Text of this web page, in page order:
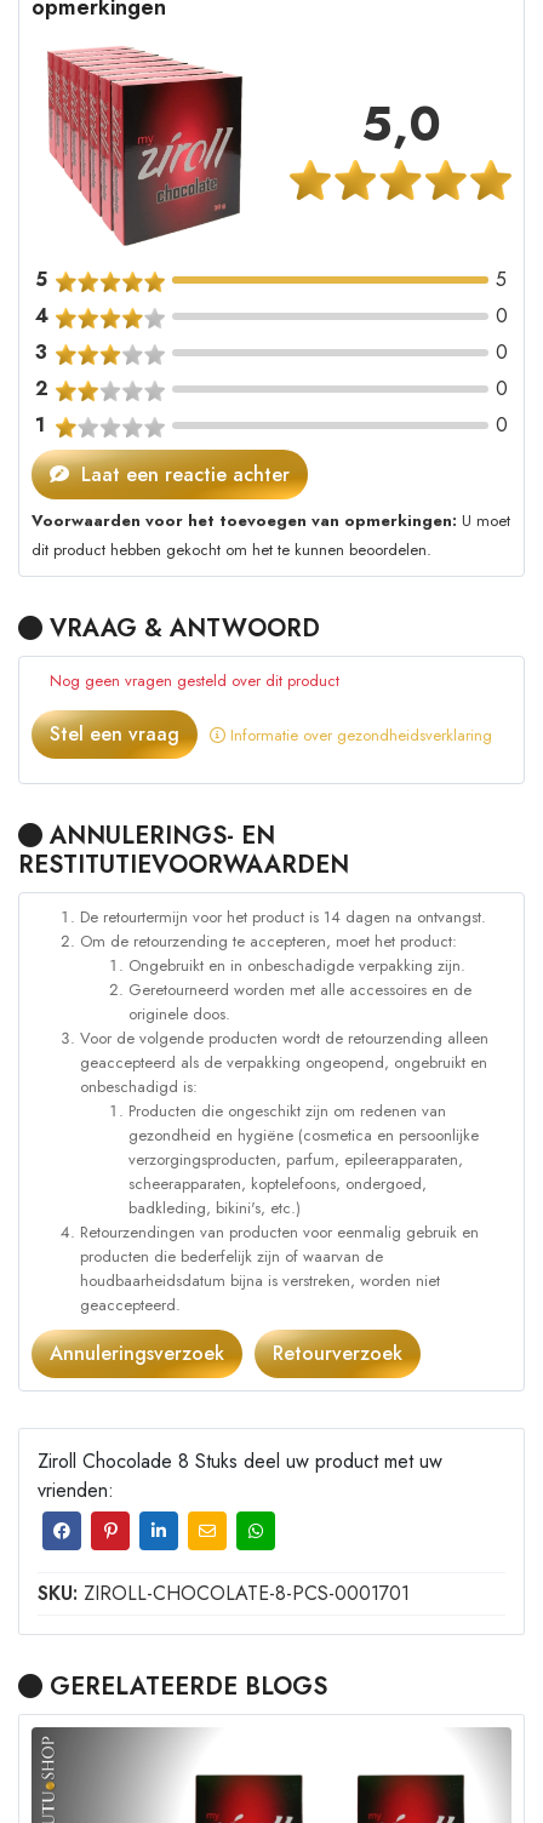
opmerkingen
5,0
5
5
4
0
3
0
2
0
1
0
Laat een reactie achter
Voorwaarden voor het toevoegen van opmerkingen: U moet
dit product hebben gekocht om het te kunnen beoordelen.
VRAAG & ANTWOORD
Nog geen vragen gesteld over dit product
Stel een vraag Informatie over gezondheidsverklaring
ANNULERINGS- EN
RESTITUTIEVOORWAARDEN
De retourtermijn voor het product is 14 dagen na ontvangst.
Om de retourzending te accepteren, moet het product:
Ongebruikt en in onbeschadigde verpakking zijn.
Geretourneerd worden met alle accessoires en de
originele doos.
Voor de volgende producten wordt de retourzending alleen
geaccepteerd als de verpakking ongeopend, ongebruikt en
onbeschadigd is:
Producten die ongeschikt zijn om redenen van
gezondheid en hygiëne (cosmetica en persoonlijke
verzorgingsproducten, parfum, epileerapparaten,
scheerapparaten, koptelefoons, ondergoed,
badkleding, bikini's, etc.)
Retourzendingen van producten voor eenmalig gebruik en
producten die bederfelijk zijn of waarvan de
houdbaarheidsdatum bijna is verstreken, worden niet
geaccepteerd.
Annuleringsverzoek Retourverzoek
Ziroll Chocolade 8 Stuks deel uw product met uw
vrienden:
SKU: ZIROLL-CHOCOLATE-8-PCS-0001701
GERELATEERDE BLOGS